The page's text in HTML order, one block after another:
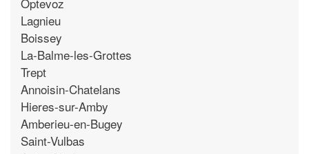
Lagnieu
Boissey
La-Balme-les-Grottes
Trept
Annoisin-Chatelans
Hieres-sur-Amby
Amberieu-en-Bugey
Saint-Vulbas